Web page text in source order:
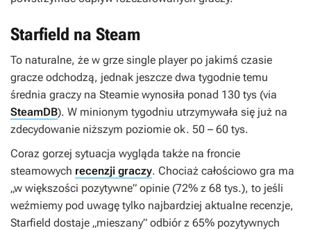
Starfield na Steam
To naturalne, że w grze single player po jakimś czasie
gracze odchodzą, jednak jeszcze dwa tygodnie temu
średnia graczy na Steamie wynosiła ponad 130 tys (via
SteamDB). W minionym tygodniu utrzymywała się już na
zdecydowanie niższym poziomie ok. 50 – 60 tys.
Coraz gorzej sytuacja wygląda także na froncie
steamowych recenzji graczy. Chociaż całościowo gra ma
„w większości pozytywne” opinie (72% z 68 tys.), to jeśli
weźmiemy pod uwagę tylko najbardziej aktualne recenzje,
Starfield dostaje „mieszany” odbiór z 65% pozytywnych